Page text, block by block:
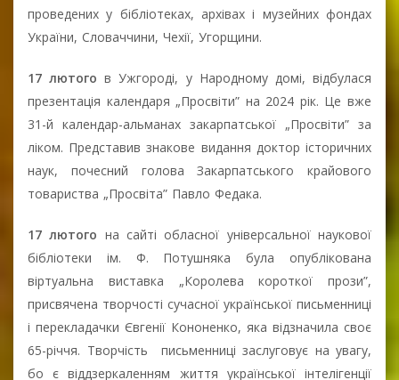
проведених у бібліотеках, архівах і музейних фондах
України, Словаччини, Чехії, Угорщини.
17 лютого в Ужгороді, у Народному домі, відбулася
презентація календаря „Просвіти” на 2024 рік. Це вже
31-й календар-альманах закарпатської „Просвіти” за
ліком. Представив знакове видання доктор історичних
наук, почесний голова Закарпатського крайового
товариства „Просвіта” Павло Федака.
17 лютого на сайті обласної універсальної наукової
бібліотеки ім. Ф. Потушняка була опублікована
віртуальна виставка „Королева короткої прози”,
присвячена творчості сучасної української письменниці
і перекладачки Євгенії Кононенко, яка відзначила своє
65-річчя. Творчість письменниці заслуговує на увагу,
бо є віддзеркаленням життя української інтелігенції